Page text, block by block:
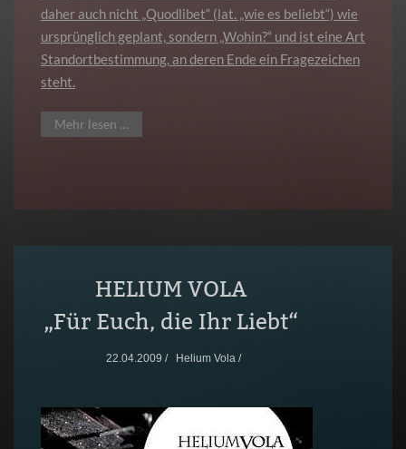
daher auch nicht „Quodlibet“ (lat. „wie es beliebt“) wie
ursprünglich geplant, sondern „Wohin?“ und ist eine Art
Standortbestimmung, an deren Ende ein Fragezeichen
steht.
Mehr lesen …
HELIUM VOLA
„Für Euch, die Ihr Liebt“
22.04.2009 / Helium Vola /